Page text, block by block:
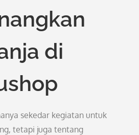
di
sekedar kegiatan untuk
tetapi juga tentang